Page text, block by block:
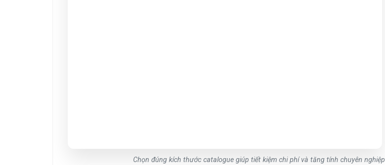
Chọn đúng kích thước catalogue giúp tiết kiệm chi phí và tăng tính chuyên nghiệp